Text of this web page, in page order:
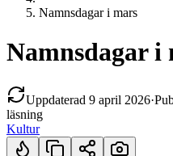
Namnsdagar i mars
Namnsdagar i
Uppdaterad 9 april 2026·
läsning
Kultur